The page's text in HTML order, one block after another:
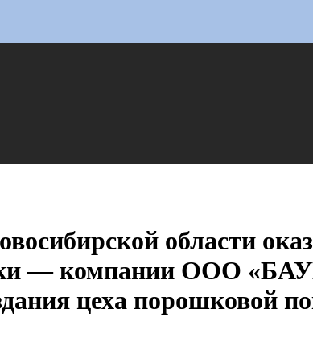
области
— компании ООО
цеха порошковой